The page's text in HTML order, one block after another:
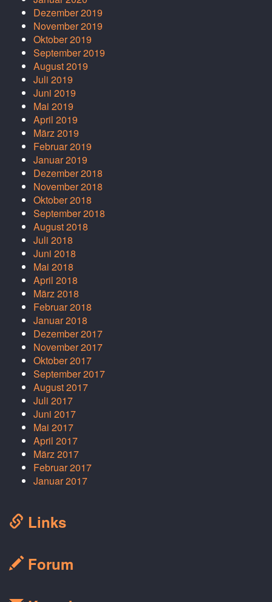
Dezember 2019
November 2019
Oktober 2019
September 2019
August 2019
Juli 2019
Juni 2019
Mai 2019
April 2019
März 2019
Februar 2019
Januar 2019
Dezember 2018
November 2018
Oktober 2018
September 2018
August 2018
Juli 2018
Juni 2018
Mai 2018
April 2018
März 2018
Februar 2018
Januar 2018
Dezember 2017
November 2017
Oktober 2017
September 2017
August 2017
Juli 2017
Juni 2017
Mai 2017
April 2017
März 2017
Februar 2017
Januar 2017
Links
Forum